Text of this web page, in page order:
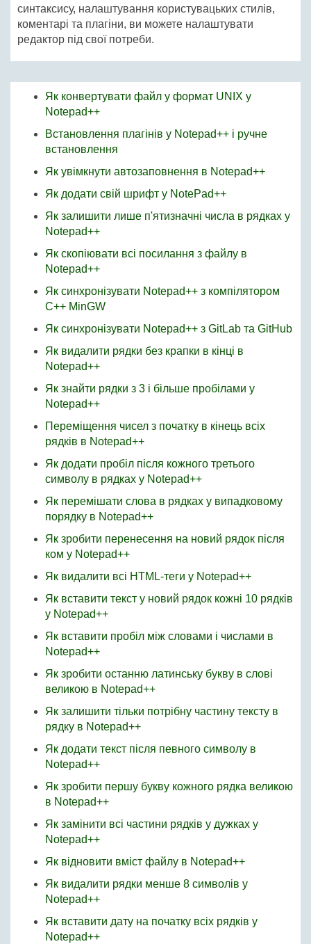
синтаксису, налаштування користувацьких стилів,
коментарі та плагіни, ви можете налаштувати
редактор під свої потреби.
Як конвертувати файл у формат UNIX у
Notepad++
Встановлення плагінів у Notepad++ і ручне
встановлення
Як увімкнути автозаповнення в Notepad++
Як додати свій шрифт у NotePad++
Як залишити лише п'ятизначні числа в рядках у
Notepad++
Як скопіювати всі посилання з файлу в
Notepad++
Як синхронізувати Notepad++ з компілятором
C++ MinGW
Як синхронізувати Notepad++ з GitLab та GitHub
Як видалити рядки без крапки в кінці в
Notepad++
Як знайти рядки з 3 і більше пробілами у
Notepad++
Переміщення чисел з початку в кінець всіх
рядків в Notepad++
Як додати пробіл після кожного третього
символу в рядках у Notepad++
Як перемішати слова в рядках у випадковому
порядку в Notepad++
Як зробити перенесення на новий рядок після
ком у Notepad++
Як видалити всі HTML-теги у Notepad++
Як вставити текст у новий рядок кожні 10 рядків
у Notepad++
Як вставити пробіл між словами і числами в
Notepad++
Як зробити останню латинську букву в слові
великою в Notepad++
Як залишити тільки потрібну частину тексту в
рядку в Notepad++
Як додати текст після певного символу в
Notepad++
Як зробити першу букву кожного рядка великою
в Notepad++
Як замінити всі частини рядків у дужках у
Notepad++
Як відновити вміст файлу в Notepad++
Як видалити рядки менше 8 символів у
Notepad++
Як вставити дату на початку всіх рядків у
Notepad++